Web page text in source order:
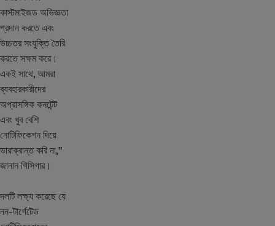
কাস্টমাইজড অভিজ্ঞতা
প্রদান করতে এবং
উচ্চতর সংযুক্তি তৈরি
করতে সক্ষম করে।
একই সাথে, আমরা
ব্যবহারকারীদের
অপ্রাসঙ্গিক কনটেন্ট
এবং খুব বেশি
নোটিফিকেশন দিয়ে
ভারাক্রান্ত করি না,”
জানান গিসিগার।
দলটি লক্ষ্য করেছে যে
নন-টার্গেটেড